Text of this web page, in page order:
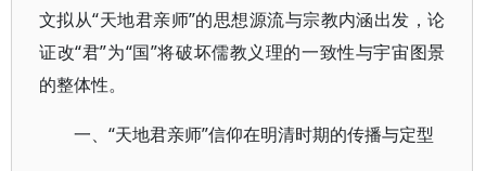
文拟从“天地君亲师”的思想源流与宗教内涵出发，论
证改“君”为“国”将破坏儒教义理的一致性与宇宙图景
的整体性。
一、“天地君亲师”信仰在明清时期的传播与定型